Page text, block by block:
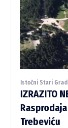
Istočni Stari
IZRAZITO
Trebeviću